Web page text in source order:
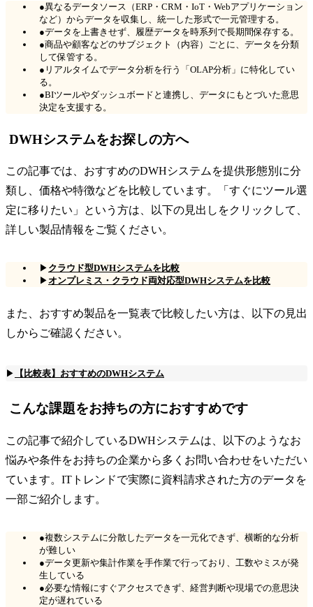
●異なるデータソース（ERP・CRM・IoT・Webアプリケーション
など）からデータを収集し、統一した形式で一元管理する。
●データを上書きせず、履歴データを時系列で長期間保存する。
●商品や顧客などのサブジェクト（内容）ごとに、データを分類
して保管する。
●リアルタイムでデータ分析を行う「OLAP分析」に特化してい
る。
●BIツールやダッシュボードと連携し、データにもとづいた意思
決定を支援する。
DWHシステムをお探しの方へ
この記事では、おすすめのDWHシステムを提供形態別に分
類し、価格や特徴などを比較しています。「すぐにツール選
定に移りたい」という方は、以下の見出しをクリックして、
詳しい製品情報をご覧ください。
▶ クラウド型DWHシステムを比較
▶オンプレミス・クラウド両対応型DWHシステムを比較
また、おすすめ製品を一覧表で比較したい方は、以下の見出
しからご確認ください。
▶ 【比較表】おすすめのDWHシステム
こんな課題をお持ちの方におすすめです
この記事で紹介しているDWHシステムは、以下のようなお
悩みや条件をお持ちの企業から多くお問い合わせをいただい
ています。ITトレンドで実際に資料請求された方のデータを
一部ご紹介します。
●複数システムに分散したデータを一元化できず、横断的な分析
が難しい
●データ更新や集計作業を手作業で行っており、工数やミスが発
生している
●必要な情報にすぐアクセスできず、経営判断や現場での意思決
定が遅れている